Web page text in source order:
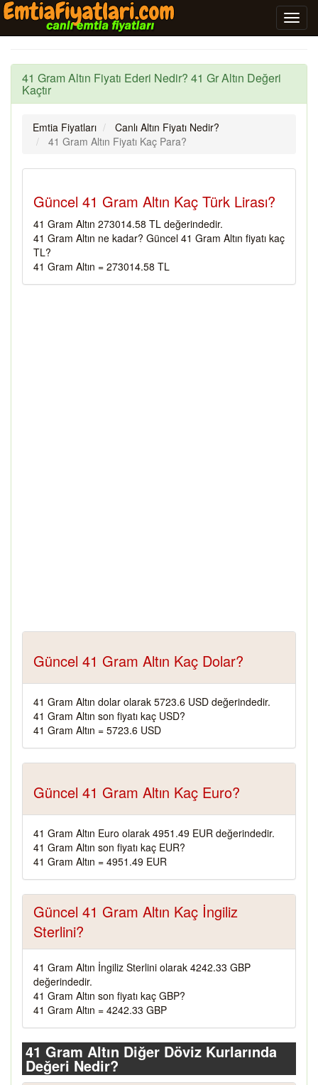
41 Gram Altın Fiyatı Ederi Nedir? 41 Gr Altın Değeri
Kaçtır
Emtia Fiyatları
Canlı Altın Fiyatı Nedir?
41 Gram Altın Fiyatı Kaç Para?
Güncel 41 Gram Altın Kaç Türk Lirası?
41 Gram Altın 273014.58 TL değerindedir.
41 Gram Altın ne kadar? Güncel 41 Gram Altın fiyatı kaç
TL?
41 Gram Altın = 273014.58 TL
Güncel 41 Gram Altın Kaç Dolar?
41 Gram Altın dolar olarak 5723.6 USD değerindedir.
41 Gram Altın son fiyatı kaç USD?
41 Gram Altın = 5723.6 USD
Güncel 41 Gram Altın Kaç Euro?
41 Gram Altın Euro olarak 4951.49 EUR değerindedir.
41 Gram Altın son fiyatı kaç EUR?
41 Gram Altın = 4951.49 EUR
Güncel 41 Gram Altın Kaç İngiliz
Sterlini?
41 Gram Altın İngiliz Sterlini olarak 4242.33 GBP
değerindedir.
41 Gram Altın son fiyatı kaç GBP?
41 Gram Altın = 4242.33 GBP
41 Gram Altın Diğer Döviz Kurlarında
Değeri Nedir?